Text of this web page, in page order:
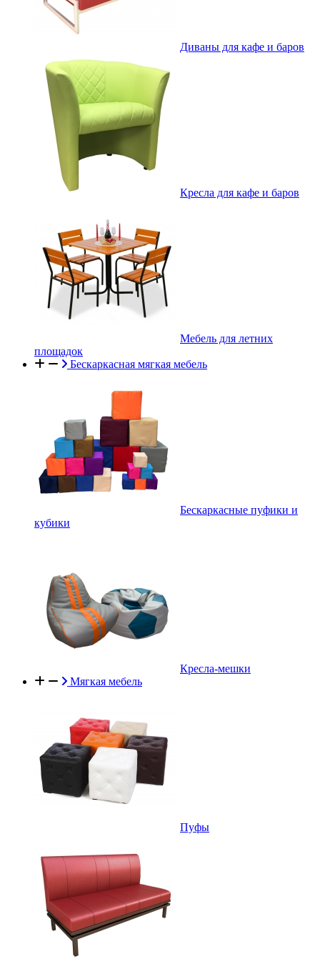
Диваны для кафе и баров
Кресла для кафе и баров
Мебель для летних
площадок
Бескаркасная мягкая мебель
Бескаркасные пуфики и
кубики
Кресла-мешки
Мягкая мебель
Пуфы